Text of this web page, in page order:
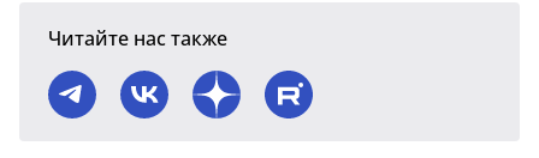
Читайте нас также